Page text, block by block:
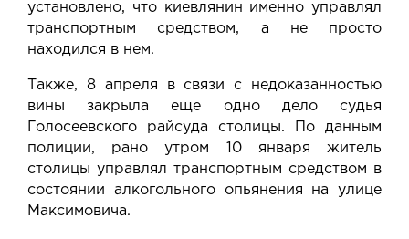
установлено, что киевлянин именно управлял
транспортным средством, а не просто
находился в нем.
Также, 8 апреля в связи с недоказанностью
винызакрыла еще одно дело судья
Голосеевского райсуда столицы. По данным
полиции, рано утром 10 января житель
столицы управлял транспортным средством в
состоянии алкогольного опьянения на улице
Максимовича.